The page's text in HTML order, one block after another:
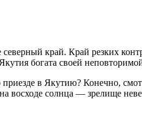
край. Край резких
богата своей
в Якутию? Конечно,
восходе солнца — зрелище